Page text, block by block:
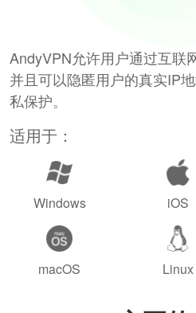
AndyVPN允许用户通过互联
并且可以隐匿用户的真实IP
私保护。
适用于：
Windows iOS
macOS Linux